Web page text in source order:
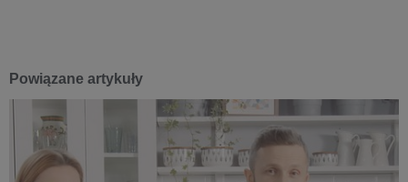
Powiązane artykuły